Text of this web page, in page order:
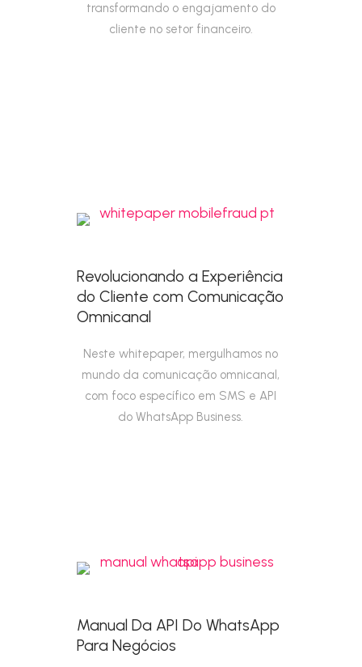
transformando o engajamento do
cliente no setor financeiro.
Revolucionando a Experiência
do Cliente com Comunicação
Omnicanal
Neste whitepaper, mergulhamos no
mundo da comunicação omnicanal,
com foco específico em SMS e API
do WhatsApp Business.
Manual Da API Do WhatsApp
Para Negócios